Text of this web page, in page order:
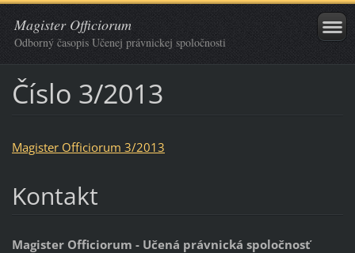
Magister Officiorum
Odborný časopis Učenej právnickej spoločnosti
Číslo 3/2013
Magister Officiorum 3/2013
Kontakt
Magister Officiorum - Učená právnická spoločnosť